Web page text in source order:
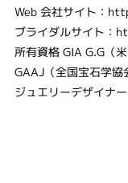
Web 会社サイト：
ブライダルサイト
所有資格 GIA G.G（
GAAJ（全国宝石学
ジュエリーデザイ